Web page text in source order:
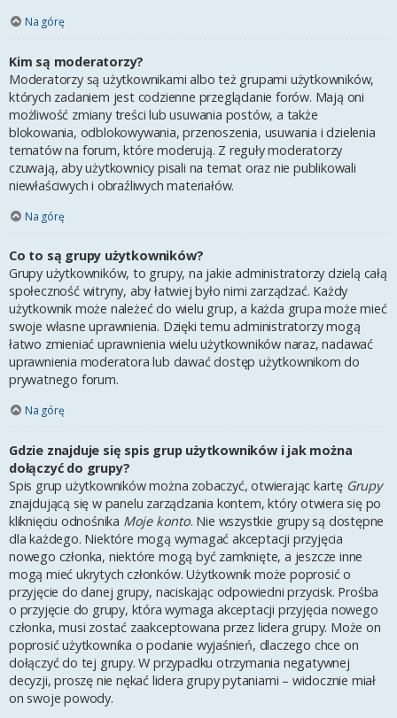
Na górę
Kim są moderatorzy?
Moderatorzy są użytkownikami albo też grupami użytkowników,
których zadaniem jest codzienne przeglądanie forów. Mają oni
możliwość zmiany treści lub usuwania postów, a także
blokowania, odblokowywania, przenoszenia, usuwania i dzielenia
tematów na forum, które moderują. Z reguły moderatorzy
czuwają, aby użytkownicy pisali na temat oraz nie publikowali
niewłaściwych i obraźliwych materiałów.
Na górę
Co to są grupy użytkowników?
Grupy użytkowników, to grupy, na jakie administratorzy dzielą całą
społeczność witryny, aby łatwiej było nimi zarządzać. Każdy
użytkownik może należeć do wielu grup, a każda grupa może mieć
swoje własne uprawnienia. Dzięki temu administratorzy mogą
łatwo zmieniać uprawnienia wielu użytkowników naraz, nadawać
uprawnienia moderatora lub dawać dostęp użytkownikom do
prywatnego forum.
Na górę
Gdzie znajduje się spis grup użytkowników i jak można
dołączyć do grupy?
Spis grup użytkowników można zobaczyć, otwierając kartę Grupy
znajdującą się w panelu zarządzania kontem, który otwiera się po
kliknięciu odnośnika Moje konto. Nie wszystkie grupy są dostępne
dla każdego. Niektóre mogą wymagać akceptacji przyjęcia
nowego członka, niektóre mogą być zamknięte, a jeszcze inne
mogą mieć ukrytych członków. Użytkownik może poprosić o
przyjęcie do danej grupy, naciskając odpowiedni przycisk. Prośba
o przyjęcie do grupy, która wymaga akceptacji przyjęcia nowego
członka, musi zostać zaakceptowana przez lidera grupy. Może on
poprosić użytkownika o podanie wyjaśnień, dlaczego chce on
dołączyć do tej grupy. W przypadku otrzymania negatywnej
decyzji, proszę nie nękać lidera grupy pytaniami – widocznie miał
on swoje powody.